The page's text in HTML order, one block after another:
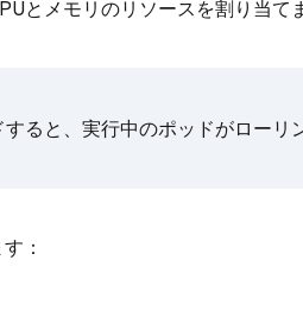
とメモリのリソースを割り当てま
ると、実行中のポッドがローリ
：